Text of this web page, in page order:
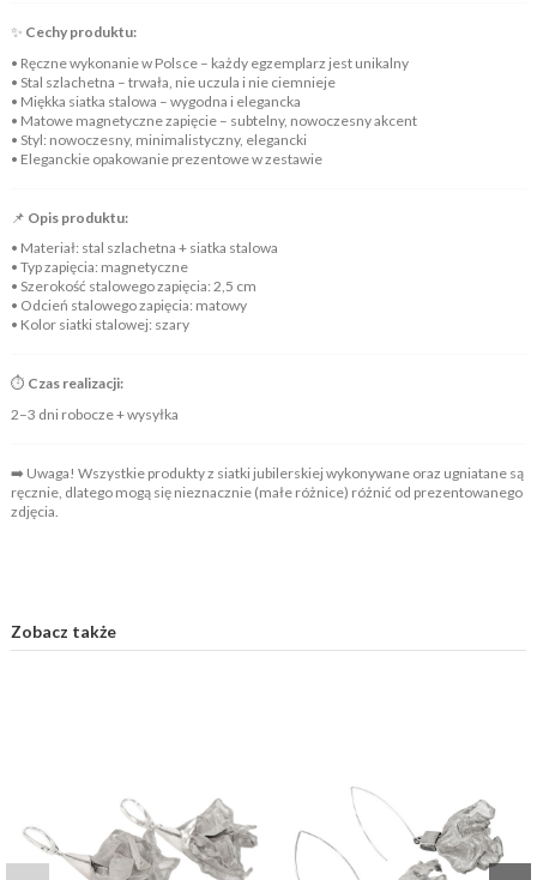
✨ Cechy produktu:
• Ręczne wykonanie w Polsce – każdy egzemplarz jest unikalny
• Stal szlachetna – trwała, nie uczula i nie ciemnieje
• Miękka siatka stalowa – wygodna i elegancka
• Matowe magnetyczne zapięcie – subtelny, nowoczesny akcent
• Styl: nowoczesny, minimalistyczny, elegancki
• Eleganckie opakowanie prezentowe w zestawie
📌 Opis produktu:
• Materiał: stal szlachetna + siatka stalowa
• Typ zapięcia: magnetyczne
• Szerokość stalowego zapięcia: 2,5 cm
• Odcień stalowego zapięcia: matowy
• Kolor siatki stalowej: szary
⏱️ Czas realizacji:
2–3 dni robocze + wysyłka
➡️ Uwaga! Wszystkie produkty z siatki jubilerskiej wykonywane oraz ugniatane są
ręcznie, dlatego mogą się nieznacznie (małe różnice) różnić od prezentowanego
zdjęcia.
Zobacz także